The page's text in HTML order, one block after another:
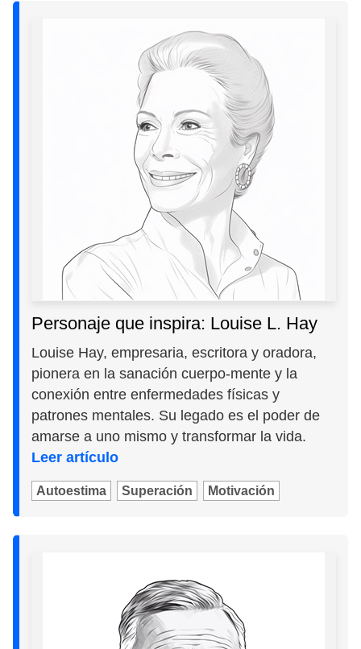
Personaje que inspira: Louise L. Hay
Louise Hay, empresaria, escritora y oradora,
pionera en la sanación cuerpo-mente y la
conexión entre enfermedades físicas y
patrones mentales. Su legado es el poder de
amarse a uno mismo y transformar la vida.
Leer artículo
Autoestima Superación Motivación